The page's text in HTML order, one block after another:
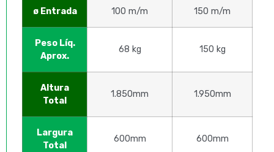
ø Entrada 100 m/m 150 m/m
Peso Líq.
Aprox.
68 kg 150 kg
Altura
Total
1.850mm 1.950mm
Largura
Total
600mm 600mm